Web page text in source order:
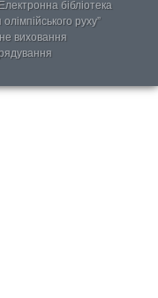
Електронна бібліотека
олімпійського руху”
виховання